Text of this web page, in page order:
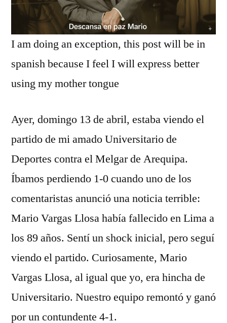
I am doing an exception, this post will be in
spanish because I feel I will express better
using my mother tongue
Ayer, domingo 13 de abril, estaba viendo el
partido de mi amado Universitario de
Deportes contra el Melgar de Arequipa.
Íbamos perdiendo 1-0 cuando uno de los
comentaristas anunció una noticia terrible:
Mario Vargas Llosa había fallecido en Lima a
los 89 años. Sentí un shock inicial, pero seguí
viendo el partido. Curiosamente, Mario
Vargas Llosa, al igual que yo, era hincha de
Universitario. Nuestro equipo remontó y ganó
por un contundente 4-1.